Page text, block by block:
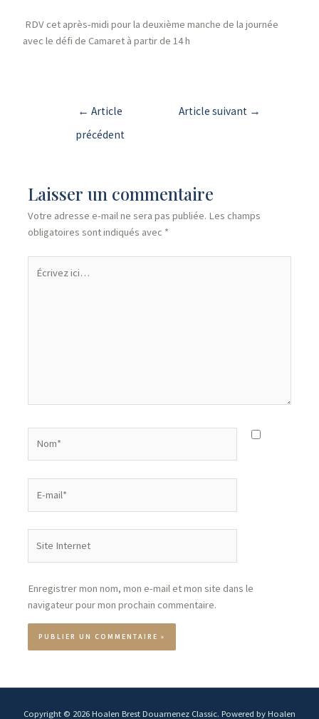
RDV cet après-midi pour la deuxième manche de la journée
avec le défi de Camaret à partir de 14 h
← Article
précédent
Article suivant →
Laisser un commentaire
Votre adresse e-mail ne sera pas publiée. Les champs
obligatoires sont indiqués avec *
Enregistrer mon nom, mon e-mail et mon site dans le
navigateur pour mon prochain commentaire.
Copyright © 2026 Hoalen Brest Douarnenez Classic. Powered by Hoalen